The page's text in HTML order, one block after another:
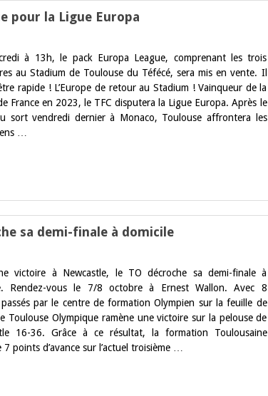
pour la Ligue Europa
billetterie
à 13h, le pack Europa League, comprenant les trois
au Stadium de Toulouse du Téfécé, sera mis en vente. Il
rapide ! L’Europe de retour au Stadium ! Vainqueur de la
France en 2023, le TFC disputera la Ligue Europa. Après le
sort vendredi dernier à Monaco, Toulouse affrontera les
…
sa demi-finale à domicile
victoire à Newcastle, le TO décroche sa demi-finale à
Rendez-vous le 7/8 octobre à Ernest Wallon. Avec 8
par le centre de formation Olympien sur la feuille de
Toulouse Olympique ramène une victoire sur la pelouse de
16-36. Grâce à ce résultat, la formation Toulousaine
7 points d’avance sur l’actuel troisième …